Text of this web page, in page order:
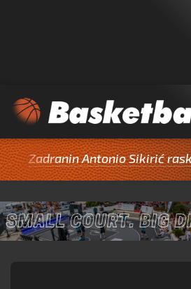
Zadranin Antonio Sikirić